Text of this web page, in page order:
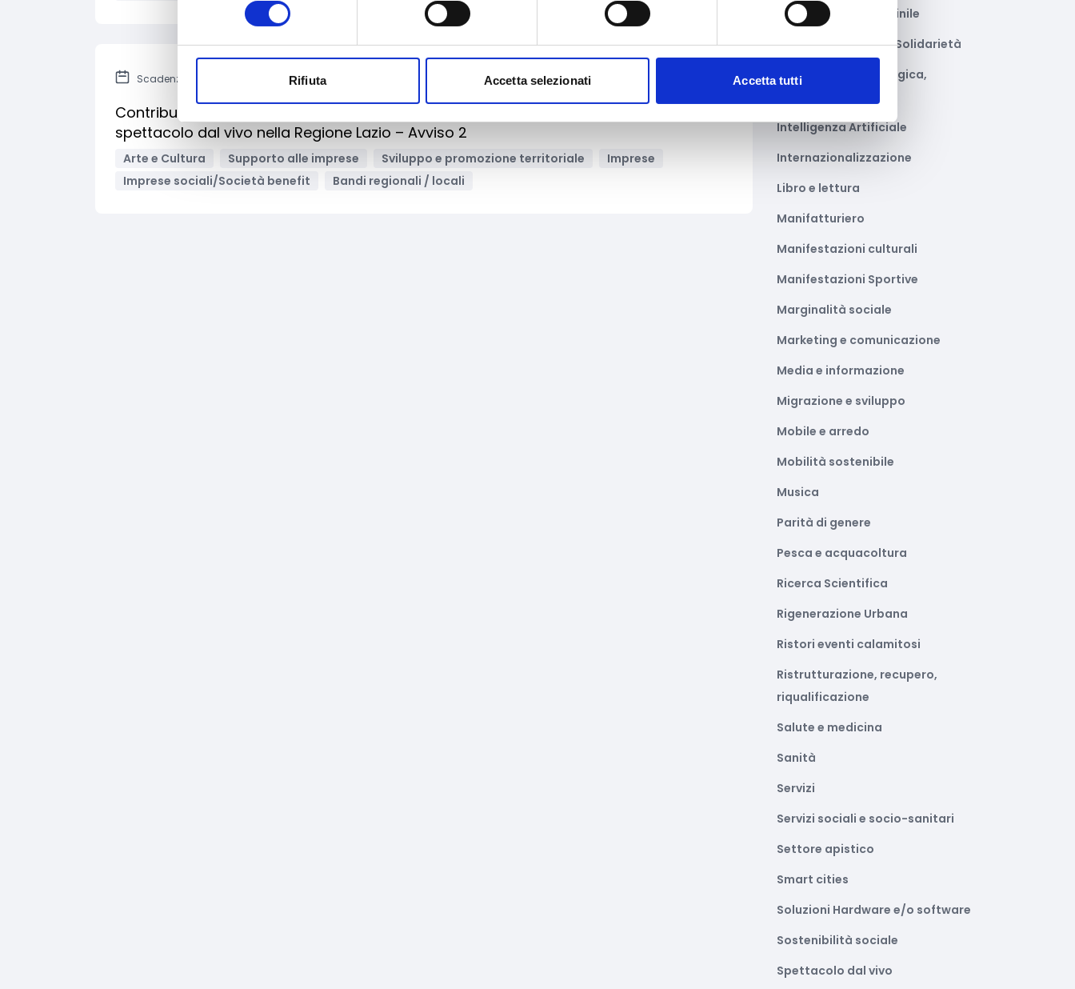
Rifiuta Accetta selezionati Accetta tutti
Scadenza: 4 agosto 2022
Contributi per progetti di valorizzazione del patrimonio culturale attraverso lo
spettacolo dal vivo nella Regione Lazio – Avviso 2
Arte e Cultura Supporto alle imprese Sviluppo e promozione territoriale
Imprese
Imprese sociali/Società benefit
Bandi regionali / locali
Imprenditoria femminile
Inclusione Sociale e Solidarietà
Innovazione tecnologica,
Intelligenza Artificiale
Internazionalizzazione
Libro e lettura
Manifatturiero
Manifestazioni culturali
Manifestazioni Sportive
Marginalità sociale
Marketing e comunicazione
Media e informazione
Migrazione e sviluppo
Mobile e arredo
Mobilità sostenibile
Musica
Parità di genere
Pesca e acquacoltura
Ricerca Scientifica
Rigenerazione Urbana
Ristori eventi calamitosi
Ristrutturazione, recupero,
riqualificazione
Salute e medicina
Sanità
Servizi
Servizi sociali e socio-sanitari
Settore apistico
Smart cities
Soluzioni Hardware e/o software
Sostenibilità sociale
Spettacolo dal vivo